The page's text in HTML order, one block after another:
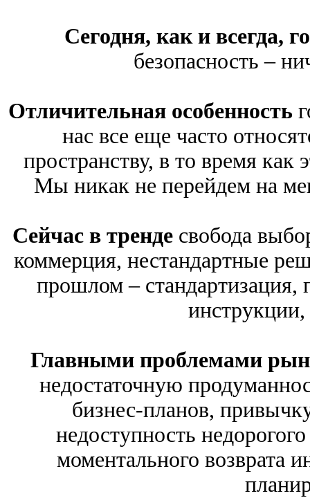
Сегодня, как и всегда,
безопасность –
Отличительная особенность
нас все еще часто
пространству, в то время как
Мы никак не перейдем на
Сейчас в тренде свобода
коммерция, нестандартные
прошлом – стандартизация,
Главными проблемами
недостаточную
бизнес-планов,
недоступность
моментального возврата